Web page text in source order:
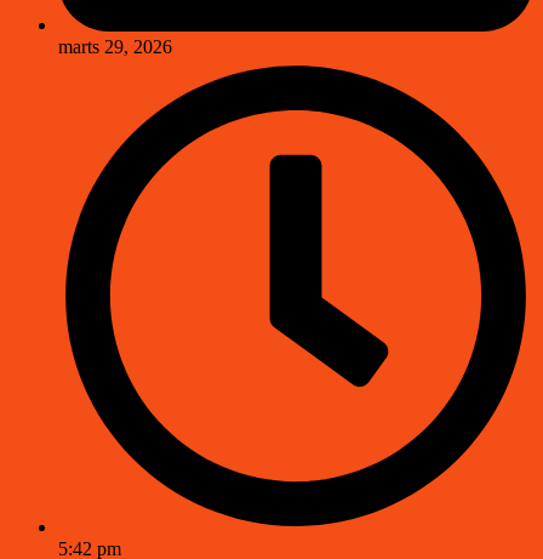
marts 29, 2026
5:42 pm